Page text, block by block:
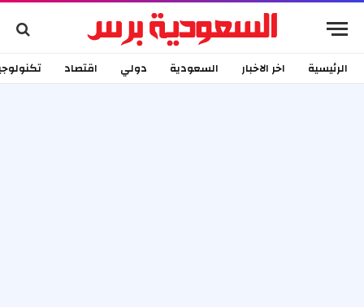
الرئيسية اخر الاخبار السعودية دولي اقتصاد